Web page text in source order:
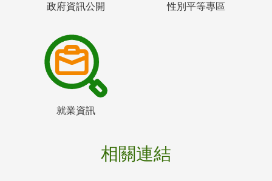
政府資訊公開 性別平等專區
就業資訊
相關連結